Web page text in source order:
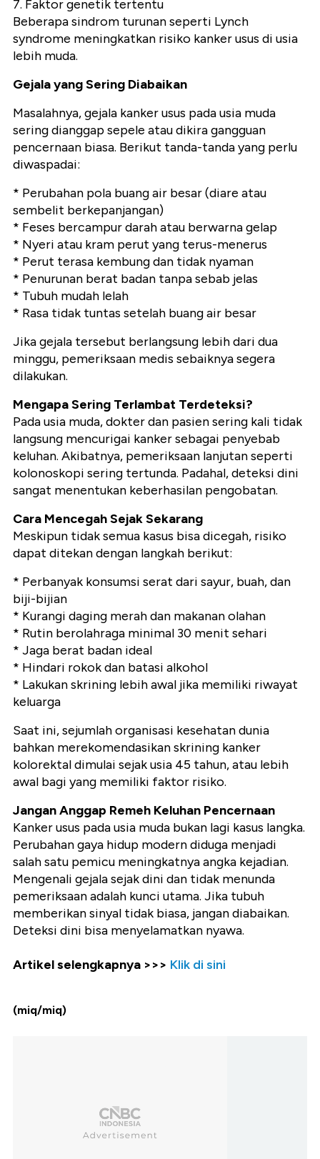
7. Faktor genetik tertentu
Beberapa sindrom turunan seperti Lynch
syndrome meningkatkan risiko kanker usus di usia
lebih muda.
Gejala yang Sering Diabaikan
Masalahnya, gejala kanker usus pada usia muda
sering dianggap sepele atau dikira gangguan
pencernaan biasa. Berikut tanda-tanda yang perlu
diwaspadai:
* Perubahan pola buang air besar (diare atau
sembelit berkepanjangan)
* Feses bercampur darah atau berwarna gelap
* Nyeri atau kram perut yang terus-menerus
* Perut terasa kembung dan tidak nyaman
* Penurunan berat badan tanpa sebab jelas
* Tubuh mudah lelah
* Rasa tidak tuntas setelah buang air besar
Jika gejala tersebut berlangsung lebih dari dua
minggu, pemeriksaan medis sebaiknya segera
dilakukan.
Mengapa Sering Terlambat Terdeteksi?
Pada usia muda, dokter dan pasien sering kali tidak
langsung mencurigai kanker sebagai penyebab
keluhan. Akibatnya, pemeriksaan lanjutan seperti
kolonoskopi sering tertunda. Padahal, deteksi dini
sangat menentukan keberhasilan pengobatan.
Cara Mencegah Sejak Sekarang
Meskipun tidak semua kasus bisa dicegah, risiko
dapat ditekan dengan langkah berikut:
* Perbanyak konsumsi serat dari sayur, buah, dan
biji-bijian
* Kurangi daging merah dan makanan olahan
* Rutin berolahraga minimal 30 menit sehari
* Jaga berat badan ideal
* Hindari rokok dan batasi alkohol
* Lakukan skrining lebih awal jika memiliki riwayat
keluarga
Saat ini, sejumlah organisasi kesehatan dunia
bahkan merekomendasikan skrining kanker
kolorektal dimulai sejak usia 45 tahun, atau lebih
awal bagi yang memiliki faktor risiko.
Jangan Anggap Remeh Keluhan Pencernaan
Kanker usus pada usia muda bukan lagi kasus langka.
Perubahan gaya hidup modern diduga menjadi
salah satu pemicu meningkatnya angka kejadian.
Mengenali gejala sejak dini dan tidak menunda
pemeriksaan adalah kunci utama. Jika tubuh
memberikan sinyal tidak biasa, jangan diabaikan.
Deteksi dini bisa menyelamatkan nyawa.
Artikel selengkapnya >>> Klik di sini
(miq/miq)